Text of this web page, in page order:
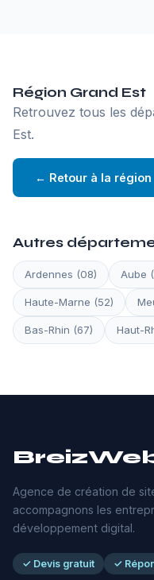
Région Grand Est
Retrouvez tous les
Est.
← Retour à la région
Autres
Ardennes (08) Aube
Haute-Marne (52)
Bas-Rhin (67) Haut-
Agence de création de
accompagnons les
développement digital.
✓ Devis gratuit ✓